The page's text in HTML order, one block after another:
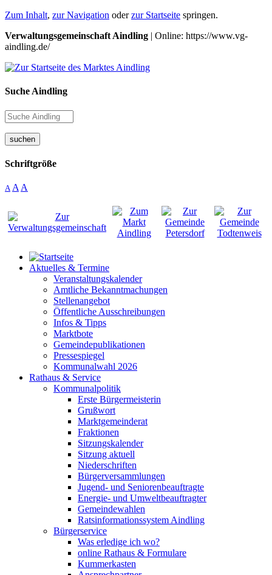
Zum Inhalt, zur Navigation oderzur Startseite springen.
Verwaltungsgemeinschaft Aindling | Online: https://www.vg-
aindling.de/
Suche Aindling
suchen
Schriftgröße
A A A
Aktuelles & Termine
Veranstaltungskalender
Amtliche Bekanntmachungen
Stellenangebot
Öffentliche Ausschreibungen
Infos & Tipps
Marktbote
Gemeindepublikationen
Pressespiegel
Kommunalwahl 2026
Rathaus & Service
Kommunalpolitik
Erste Bürgermeisterin
Grußwort
Marktgemeinderat
Fraktionen
Sitzungskalender
Sitzung aktuell
Niederschriften
Bürgerversammlungen
Jugend- und Seniorenbeauftragte
Energie- und Umweltbeauftragter
Gemeindewahlen
Ratsinformationssystem Aindling
Bürgerservice
Was erledige ich wo?
online Rathaus & Formulare
Kummerkasten